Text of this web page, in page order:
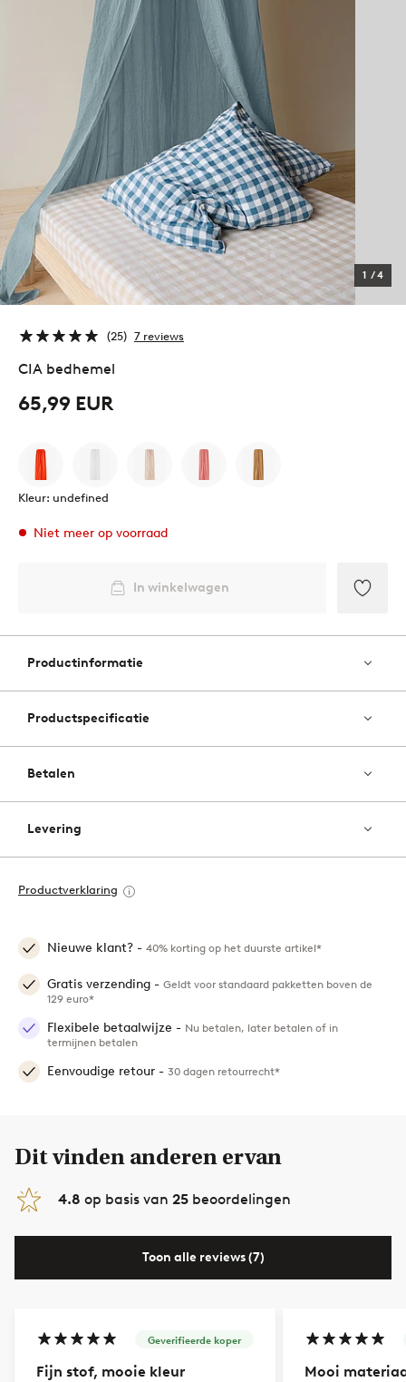
1 /4
25 7 reviews
CIA bedhemel
65,99 EUR
Kleur: undefined
Niet meer op voorraad
In winkelwagen
aan
Productinformatie
Productspecificatie
Betalen
Levering
Productverklaring
Nieuwe klant? - 40% korting op het duurste artikel*
Gratis verzending - Geldt voor standaard pakketten boven de
129 euro*
Flexibele betaalwijze - Nu betalen, later betalen of in
termijnen betalen
Eenvoudige retour - 30 dagen retourrecht*
Dit vinden anderen ervan
4.8 op basis van 25 beoordelingen
Toon alle reviews (7)
Geverifieerde koper
Fijn stof, mooie kleur Mooi